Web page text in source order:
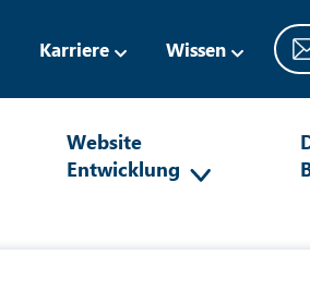
Karriere Wissen
Website
Entwicklung